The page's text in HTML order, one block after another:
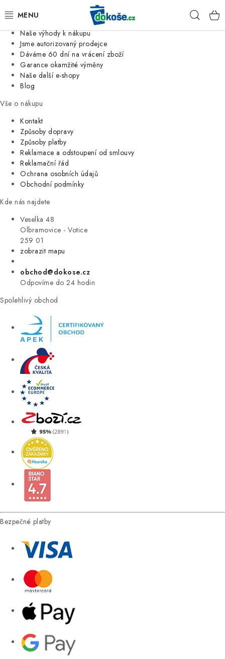
Jsme tradiční česká firma
Naše výhody k nákupu
Jsme autorizovaný prodejce
Dáváme 60 dní na vrácení zboží
Garance okamžité výměny
Naše další e-shopy
Blog
Vše o nákupu
Kontakt
Způsoby dopravy
Způsoby platby
Reklamace a odstoupení od smlouvy
Reklamační řád
Ochrana osobních údajů
Obchodní podmínky
Kde nás najdete
Veselka 48
Olbramovice - Votice
259 01
zobrazit mapu
obchod@dokose.cz
Odpovíme do 24 hodin
Spolehlivý obchod
Bezpečné platby
KOŠE
SÁČKY
KUCHYNĚ
ORGANIZACE
DOMÁCNOST
ÚKLID
VÝPRODEJ
ZNAČKY
Úvod Kontakt Blog
Moje objednávka